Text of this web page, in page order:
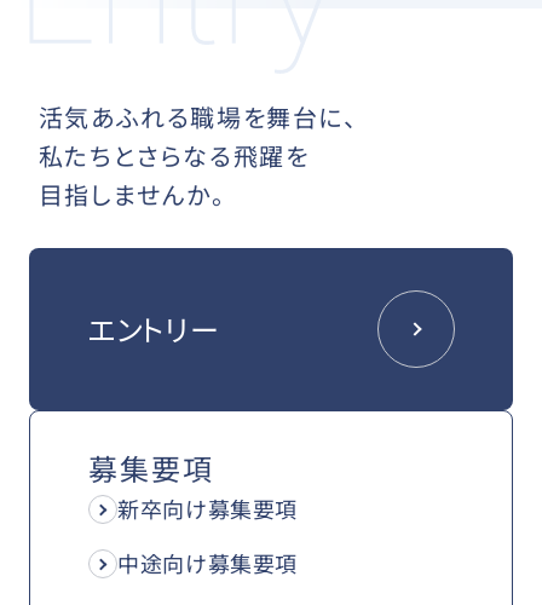
活気あふれる職場を舞台に、
私たちとさらなる飛躍を
目指しませんか。
エントリー
募集要項
新卒向け募集要項
中途向け募集要項